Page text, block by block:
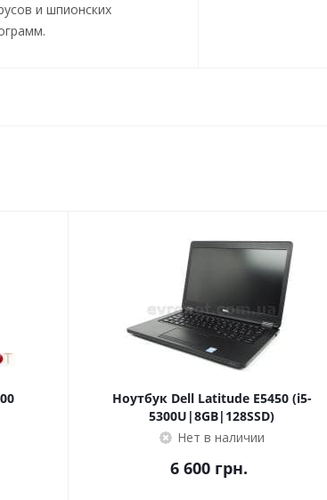
и шпионских
Ноутбук Dell Latitude E5450 (i5-
5300U|8GB|128SSD)
Нет в наличии
6 600грн.